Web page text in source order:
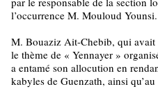
l’occurrence M. Mouloud Younsi.
M. Bouaziz Ait-Chebib, qui avait
le thème de « Yennayer »
a entamé son allocution en
kabyles de Guenzath, ainsi